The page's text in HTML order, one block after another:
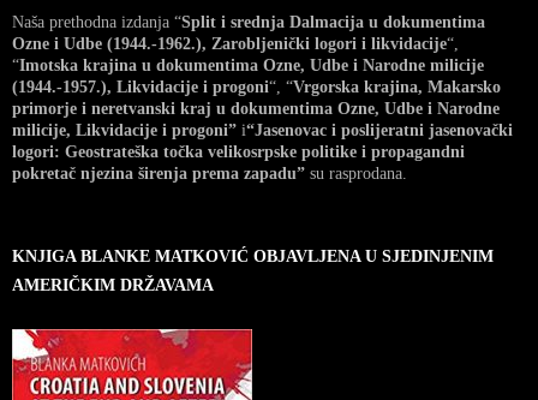
Naša prethodna izdanja “Split i srednja Dalmacija u dokumentima
Ozne i Udbe (1944.-1962.), Zarobljenički logori i likvidacije“,
“Imotska krajina u dokumentima Ozne, Udbe i Narodne milicije
(1944.-1957.), Likvidacije i progoni“, “Vrgorska krajina, Makarsko
primorje i neretvanski kraj u dokumentima Ozne, Udbe i Narodne
milicije, Likvidacije i progoni” i“Jasenovac i poslijeratni jasenovački
logori: Geostrateška točka velikosrpske politike i propagandni
pokretač njezina širenja prema zapadu” su rasprodana.
KNJIGA BLANKE MATKOVIĆ OBJAVLJENA U SJEDINJENIM
AMERIČKIM DRŽAVAMA